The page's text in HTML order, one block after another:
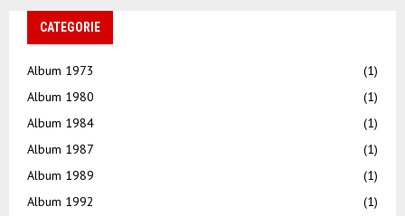
CATEGORIE
Album 1973
(1)
Album 1980
(1)
Album 1984
(1)
Album 1987
(1)
Album 1989
(1)
Album 1992
(1)